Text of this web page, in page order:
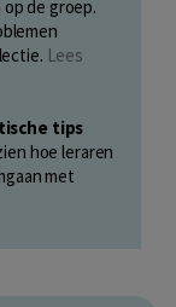
de groep.
Lees
tips
hoe leraren
met